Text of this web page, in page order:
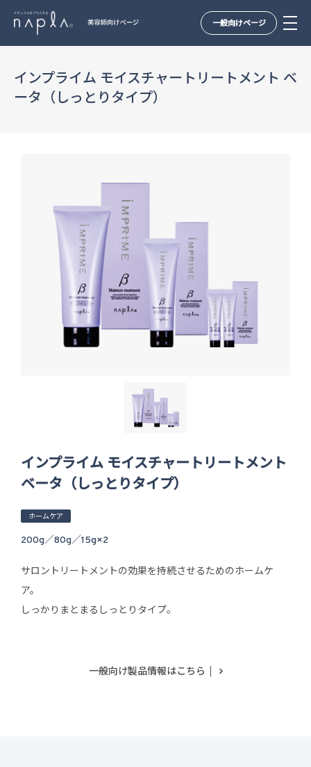
content
一般向けページ
インプライム モイスチャートリートメント ベ
ータ（しっとりタイプ）
インプライム モイスチャートリートメント
ベータ（しっとりタイプ）
ホームケア
200g／80g／15g×2
サロントリートメントの効果を持続させるためのホームケ
ア。
しっかりまとまるしっとりタイプ。
一般向け製品情報はこちら